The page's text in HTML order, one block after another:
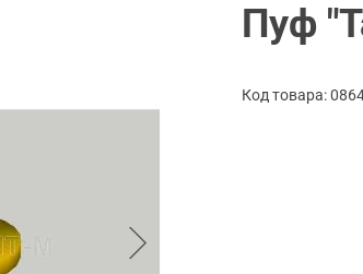
Пуф
Код товара: